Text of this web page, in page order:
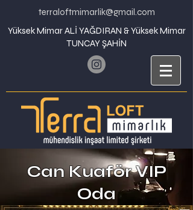
terraloftmimarlik@gmail.com
Yüksek Mimar ALİ YAĞDIRAN & Yüksek Mimar
TUNCAY ŞAHİN
Can Kuaför VIP
Oda